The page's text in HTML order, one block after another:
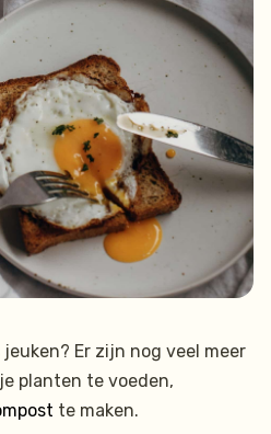
Er zijn nog veel meer
planten te voeden,
te maken.